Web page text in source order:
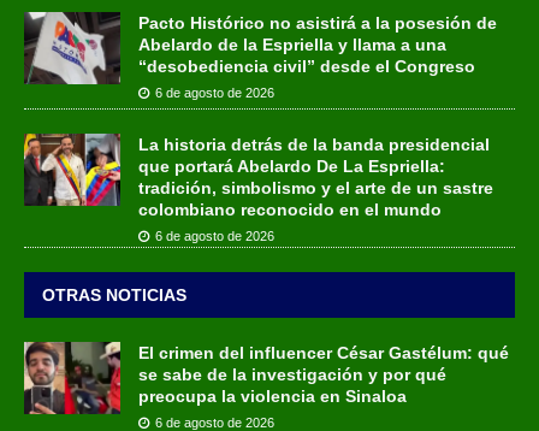
Pacto Histórico no asistirá a la posesión de
Abelardo de la Espriella y llama a una
“desobediencia civil” desde el Congreso
6 de agosto de 2026
La historia detrás de la banda presidencial
que portará Abelardo De La Espriella:
tradición, simbolismo y el arte de un sastre
colombiano reconocido en el mundo
6 de agosto de 2026
OTRAS NOTICIAS
El crimen del influencer César Gastélum: qué
se sabe de la investigación y por qué
preocupa la violencia en Sinaloa
6 de agosto de 2026